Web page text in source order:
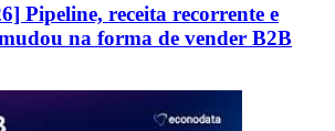
Pipeline, receita recorrente e
na forma de vender B2B